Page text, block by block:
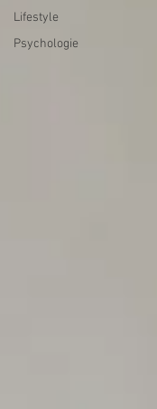
Lifestyle
Psychologie